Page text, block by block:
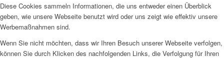
Diese Cookies sammeln Informationen, die uns entweder einen Überblick
geben, wie unsere Webseite benutzt wird oder uns zeigt wie effektiv unsere
Werbemaßnahmen sind.
Wenn Sie nicht möchten, dass wir Ihren Besuch unserer Webseite verfolgen,
können Sie durch Klicken des nachfolgenden Links, die Verfolgung für Ihren